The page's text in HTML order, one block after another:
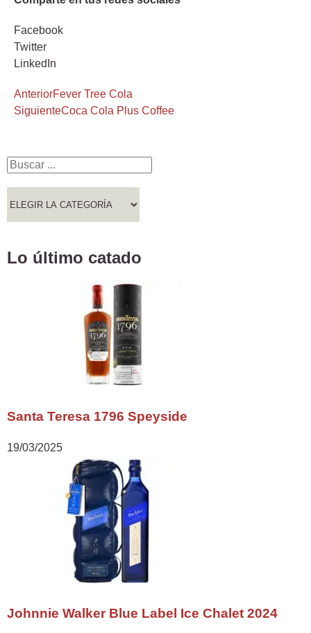
Facebook
Twitter
LinkedIn
AnteriorFever Tree Cola
SiguienteCoca Cola Plus Coffee
Lo último catado
Santa Teresa 1796 Speyside
19/03/2025
Johnnie Walker Blue Label Ice Chalet 2024